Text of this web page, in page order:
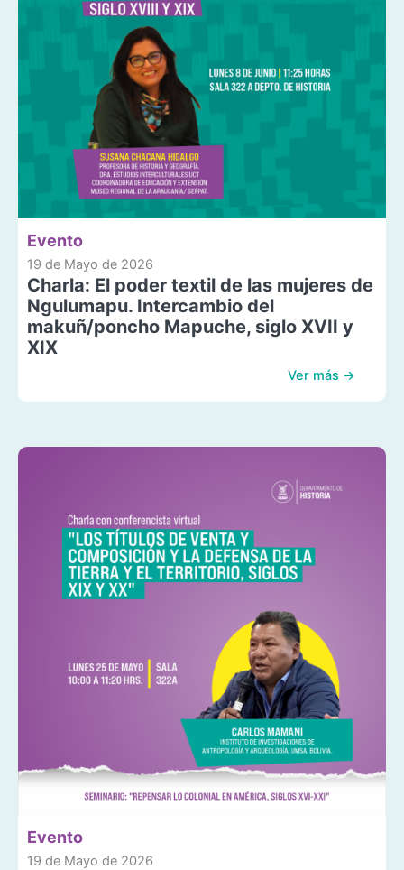
Evento
19 de Mayo de 2026
Charla: El poder textil de las mujeres de
Ngulumapu. Intercambio del
makuñ/poncho Mapuche, siglo XVII y
XIX
Ver más →
Evento
19 de Mayo de 2026